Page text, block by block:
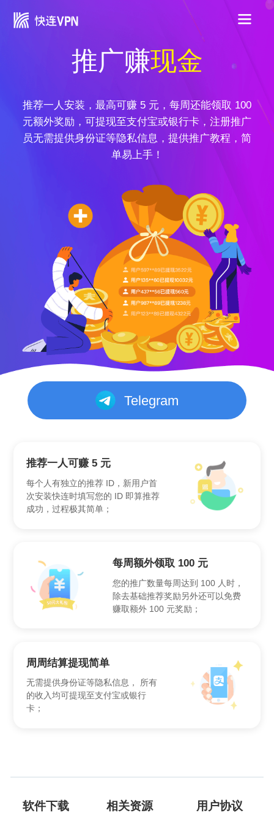
推广赚现金
推荐一人安装，最高可赚 5 元，每周还能领取 100
元额外奖励，可提现至支付宝或银行卡，注册推广
员无需提供身份证等隐私信息，提供推广教程，简
单易上手！
Telegram
推荐一人可赚 5 元
每个人有独立的推荐 ID，新用户首
次安装快连时填写您的 ID 即算推荐
成功，过程极其简单；
每周额外领取 100 元
您的推广数量每周达到 100 人时，
除去基础推荐奖励另外还可以免费
赚取额外 100 元奖励；
周周结算提现简单
无需提供身份证等隐私信息， 所有
的收入均可提现至支付宝或银行
卡；
软件下载 相关资源 用户协议